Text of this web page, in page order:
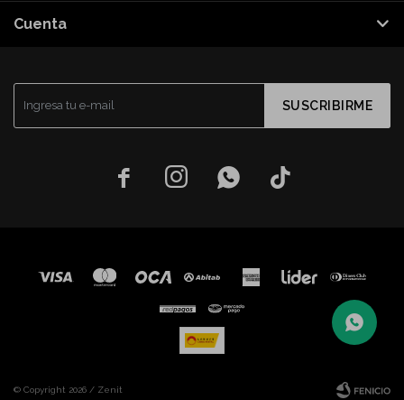
SUSCRIBIRME
   
Cuenta
© Copyright 2026 / Zenit